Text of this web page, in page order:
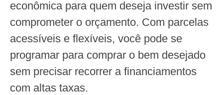
econômica para quem deseja investir sem
comprometer o orçamento. Com parcelas
acessíveis e flexíveis, você pode se
programar para comprar o bem desejado
sem precisar recorrer a financiamentos
com altas taxas.